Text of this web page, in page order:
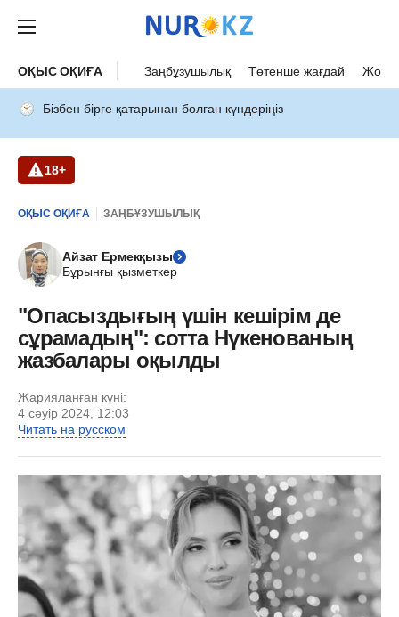
ОҚЫС ОҚИҒА Заңбұзушылық Төтенше жағдай Жол
Бізбен бірге қатарынан болған күндеріңіз
18+
ОҚЫС ОҚИҒА ЗАҢБҰЗУШЫЛЫҚ
Айзат Ермекқызы
Бұрынғы қызметкер
"Опасыздығың үшін кешірім де
сұрамадың": сотта Нүкенованың
жазбалары оқылды
Жарияланған күні:
4 сәуір 2024, 12:03
Читать на русском